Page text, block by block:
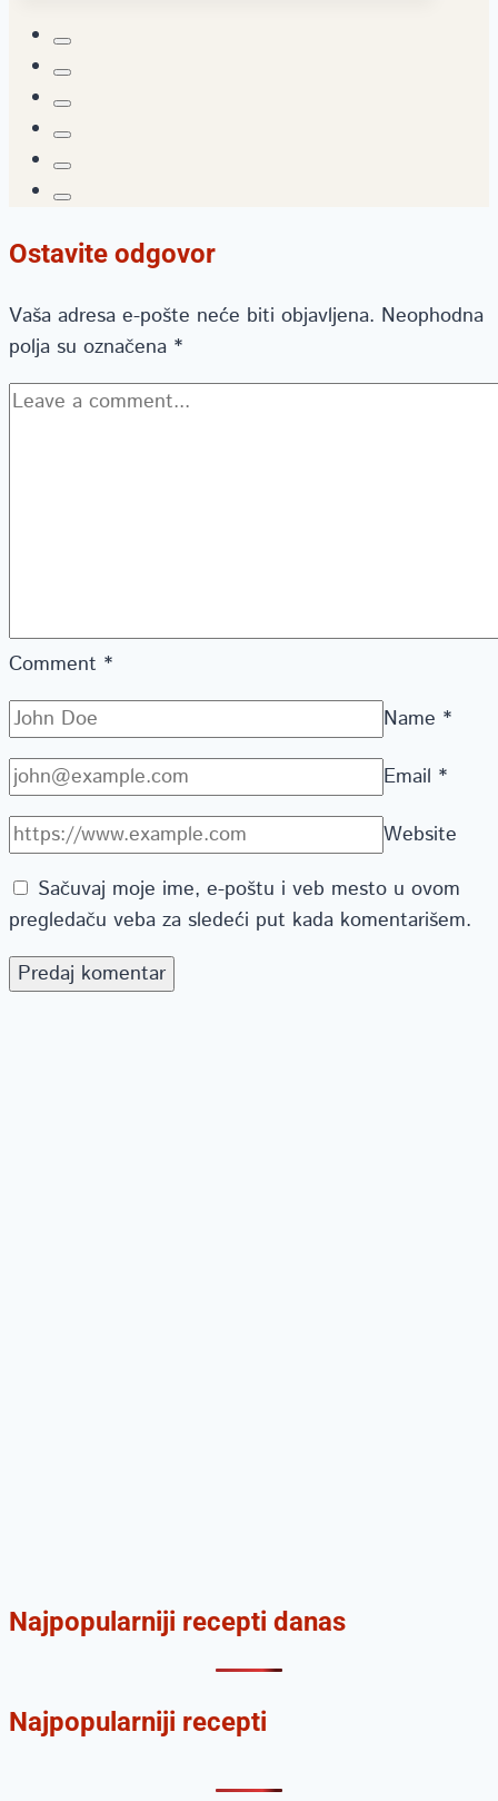
Ostavite odgovor
Vaša adresa e-pošte neće biti objavljena. Neophodna
polja su označena *
Comment *
Name *
Email *
Website
Sačuvaj moje ime, e-poštu i veb mesto u ovom
pregledaču veba za sledeći put kada komentarišem.
Najpopularniji recepti danas
Najpopularniji recepti